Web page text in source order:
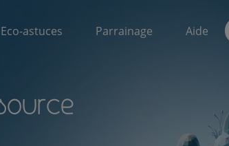
Eco-astuces Parrainage Aide